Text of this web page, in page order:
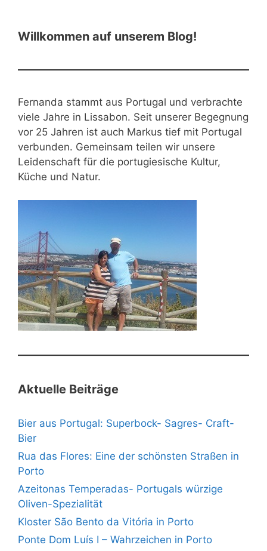
Willkommen auf unserem Blog!
Fernanda stammt aus Portugal und verbrachte
viele Jahre in Lissabon. Seit unserer Begegnung
vor 25 Jahren ist auch Markus tief mit Portugal
verbunden. Gemeinsam teilen wir unsere
Leidenschaft für die portugiesische Kultur,
Küche und Natur.
Aktuelle Beiträge
Bier aus Portugal: Superbock- Sagres- Craft-
Bier
Rua das Flores: Eine der schönsten Straßen in
Porto
Azeitonas Temperadas- Portugals würzige
Oliven-Spezialität
Kloster São Bento da Vitória in Porto
Ponte Dom Luís I – Wahrzeichen in Porto